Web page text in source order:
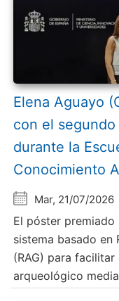
Elena Aguayo
con el
durante la
Conocimiento
Mar, 21/07/2026
El póster
sistema basado en
(RAG) para
arqueológico